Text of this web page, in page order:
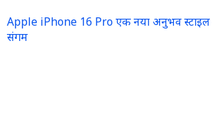
Apple iPhone 16 Pro एक नया अनुभव स्टाइल
संगम